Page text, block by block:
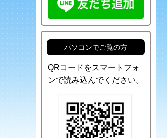
パソコンでご覧の方
QRコードをスマートフォ
ンで読み込んでください。